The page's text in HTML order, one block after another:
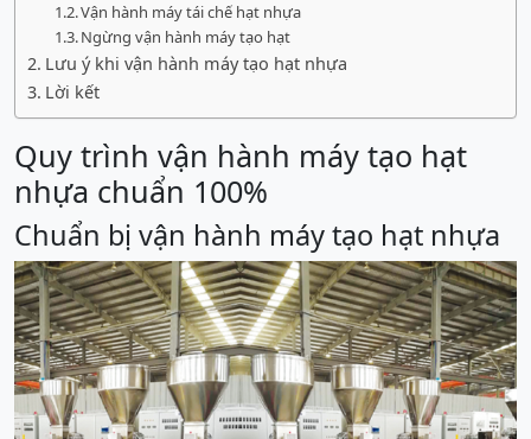
Vận hành máy tái chế hạt nhựa
Ngừng vận hành máy tạo hạt
Lưu ý khi vận hành máy tạo hạt nhựa
Lời kết
Quy trình vận hành máy tạo hạt
nhựa chuẩn 100%
Chuẩn bị vận hành máy tạo hạt nhựa